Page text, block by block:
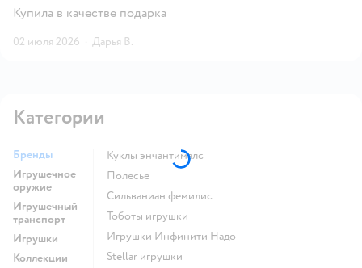
Купила в качестве подарка
02 июля 2026 · Дарья В.
Категории
Бренды
Игрушечное
оружие
Игрушечный
транспорт
Игрушки
Коллекции
Куклы энчантималс
Полесье
Сильваниан фемилис
Тоботы игрушки
Игрушки Инфинити Надо
Stellar игрушки